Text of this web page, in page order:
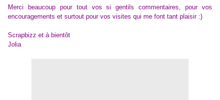
Merci beaucoup pour tout vos si gentils commentaires, pour vos
encouragements et surtout pour vos visites qui me font tant plaisir :)
Scrapbizz et à bientôt
Jolia